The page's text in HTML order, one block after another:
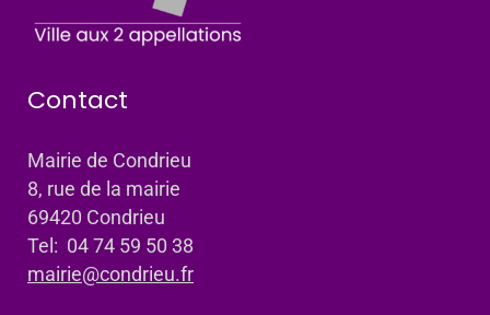
Contact
Mairie de Condrieu
8, rue de la mairie
69420 Condrieu
Tel: 04 74 59 50 38
mairie@condrieu.fr